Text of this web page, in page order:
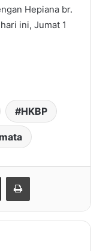
Hepiana br.
ini, Jumat 1
HKBP